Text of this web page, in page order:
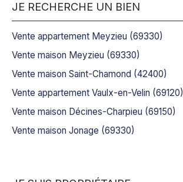
JE RECHERCHE UN BIEN
Vente appartement Meyzieu (69330)
Vente maison Meyzieu (69330)
Vente maison Saint-Chamond (42400)
Vente appartement Vaulx-en-Velin (69120)
Vente maison Décines-Charpieu (69150)
Vente maison Jonage (69330)